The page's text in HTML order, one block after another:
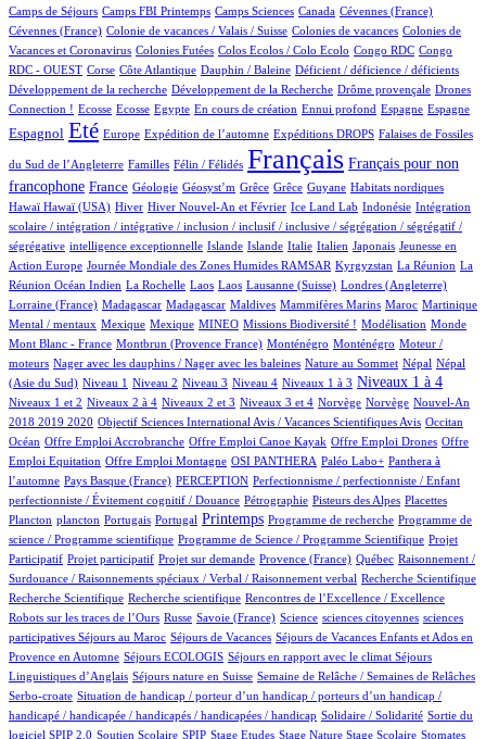
Camps de Séjours
2/551 Camps FBI Printemps
5/551 Camps Sciences
5/551 Canada
2/551 Cévennes (France)
1/551
Cévennes (France)
1/551 Colonie de vacances / Valais / Suisse
2/551 Colonies de vacances
3/551
Colonies de
Vacances et Coronavirus
1/551 Colonies Futées
1/551 Colos Ecolos / Colo Ecolo
1/551 Congo RDC
3/551
Congo
RDC - OUEST
1/551 Corse
11/551 Côte Atlantique
1/551 Dauphin / Baleine
1/551 Déficient / déficience / déficients
1/551
Développement de la recherche
1/551 Développement de la Recherche
1/551 Drôme provençale
13/551
Drones
Connection !
1/551 Ecosse
1/551 Ecosse
1/551 Egypte
10/551 En cours de création
1/551 Ennui profond
23/551 Espagne
14/551 Espagne
129/551
Espagnol
405/551 Eté
10/551 Europe
58/551 Expédition de l’automne
94/551 Expéditions DROPS
2/551 Falaises de Fossiles
du Sud de l’Angleterre Familles Félin / Félidés Français Français pour non
francophone
171/551 France
25/551 Géologie
1/551 Géosyst’m
1/551 Grêce
1/551 Grêce
1/551 Guyane
3/551 Habitats nordiques
1/551
Hawaï
1/551Hawaï (USA)
98/551 Hiver
17/551 Hiver Nouvel-An et Février
7/551 Ice Land Lab
2/551 Indonésie
1/551
Intégration
scolaire / intégration / intégrative / inclusion / inclusif / inclusive / ségrégation / ségrégatif /
ségrégative
1/551 intelligence exceptionnelle
8/551 Islande
7/551 Islande
3/551 Italie
29/551 Italien
4/551 Japonais
2/551
Jeunesse en
Action Europe
5/551 Journée Mondiale des Zones Humides RAMSAR
36/551 Kyrgyzstan
4/551 La Réunion
3/551
La
Réunion Océan Indien
1/551 La Rochelle
1/551 Laos
1/551 Laos
7/551 Lausanne (Suisse)
62/551 Londres (Angleterre)
1/551
Lorraine (France)
6/551 Madagascar
6/551 Madagascar
1/551 Maldives
1/551 Mammifères Marins
8/551 Maroc
9/551 Martinique
1/551
Mental / mentaux
1/551 Mexique
1/551 Mexique
18/551 MINEO
28/551 Missions Biodiversité !
1/551 Modélisation
3/551 Monde
1/551
Mont Blanc - France
4/551 Montbrun (Provence France)
7/551 Monténégro
7/551 Monténégro
1/551
Moteur /
moteurs
1/551 Nager avec les dauphins / Nager avec les baleines
2/551 Nature au Sommet
9/551 Népal
9/551
Népal
(Asie du Sud)
7/551 Niveau 1
10/551 Niveau 2
8/551 Niveau 3
46/551 Niveau 4
51/551 Niveaux 1 à 3
241/551 Niveaux 1 à 4
8/551
Niveaux 1 et 2
44/551 Niveaux 2 à 4
6/551 Niveaux 2 et 3
115/551 Niveaux 3 et 4
2/551 Norvège
2/551 Norvège
13/551
Nouvel-An
2018 2019 2020
1/551 Objectif Sciences International Avis / Vacances Scientifiques Avis
6/551 Occitan
66/551
Océan
1/551Offre Emploi Accrobranche
1/551 Offre Emploi Canoe Kayak
1/551 Offre Emploi Drones
1/551
Offre
Emploi Equitation
1/551 Offre Emploi Montagne
41/551 OSI PANTHERA
37/551 Paléo Labo+
40/551
Panthera à
l’automne
3/551 Pays Basque (France)
27/551 PERCEPTION
1/551
Perfectionnisme / perfectionniste / Enfant
perfectionniste / Évitement cognitif / Douance
3/551 Pétrographie
5/551 Pisteurs des Alpes
3/551 Placettes
1/551
Plancton
1/551 plancton
8/551 Portugais
1/551 Portugal
246/551 Printemps
1/551 Programme de recherche
1/551
Programme de
science / Programme scientifique
2/551 Programme de Science / Programme Scientifique
1/551
Projet
Participatif
1/551 Projet participatif
11/551 Projet sur demande
33/551 Provence (France)
3/551 Québec
1/551
Raisonnement /
Surdouance / Raisonnements spéciaux / Verbal / Raisonnement verbal
1/551 Recherche Scientifique
1/551
Recherche Scientifique
1/551 Recherche scientifique
1/551 Rencontres de l’Excellence / Excellence
3/551
Robots sur les traces de l’Ours
36/551 Russe
4/551 Savoie (France)
4/551 Science
1/551 sciences citoyennes
1/551
sciences
participatives
3/551 Séjours au Maroc
35/551 Séjours de Vacances
22/551
Séjours de Vacances Enfants et Ados en
Provence en Automne
3/551 Séjours ECOLOGIS
12/551 Séjours en rapport avec le climat
69/551
Séjours
Linguistiques d’Anglais
7/551 Séjours nature en Suisse
35/551 Semaine de Relâche / Semaines de Relâches
7/551
Serbo-croate
1/551
Situation de handicap / porteur d’un handicap / porteurs d’un handicap /
handicapé / handicapée / handicapés / handicapées / handicap
2/551 Solidaire / Solidarité
3/551
Sortie du
logiciel SPIP 2.0
26/551 Soutien Scolaire
3/551 SPIP
1/551 Stage Etudes
1/551 Stage Nature
4/551 Stage Scolaire
1/551 Stomates
90/551